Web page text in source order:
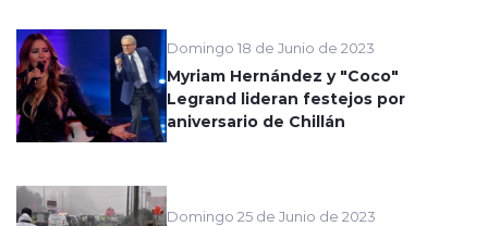
Domingo 18 de Junio de 2023
Myriam Hernández y "Coco"
Legrand lideran festejos por
aniversario de Chillán
Domingo 25 de Junio de 2023